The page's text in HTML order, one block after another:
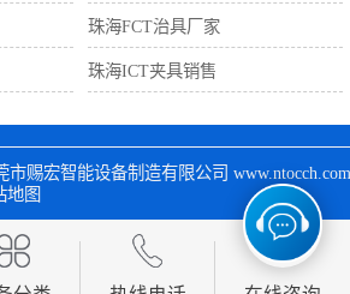
珠海FCT治具厂家
珠海ICT夹具销售
市赐宏智能设备制造有限公司
地图